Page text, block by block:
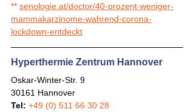
** senologie.at/doctor/40-prozent-weniger-
mammakarzinome-wahrend-corona-
lockdown-entdeckt
Hyperthermie Zentrum Hannover
Oskar-Winter-Str. 9
30161 Hannover
Tel: +49 (0) 511 66 30 28